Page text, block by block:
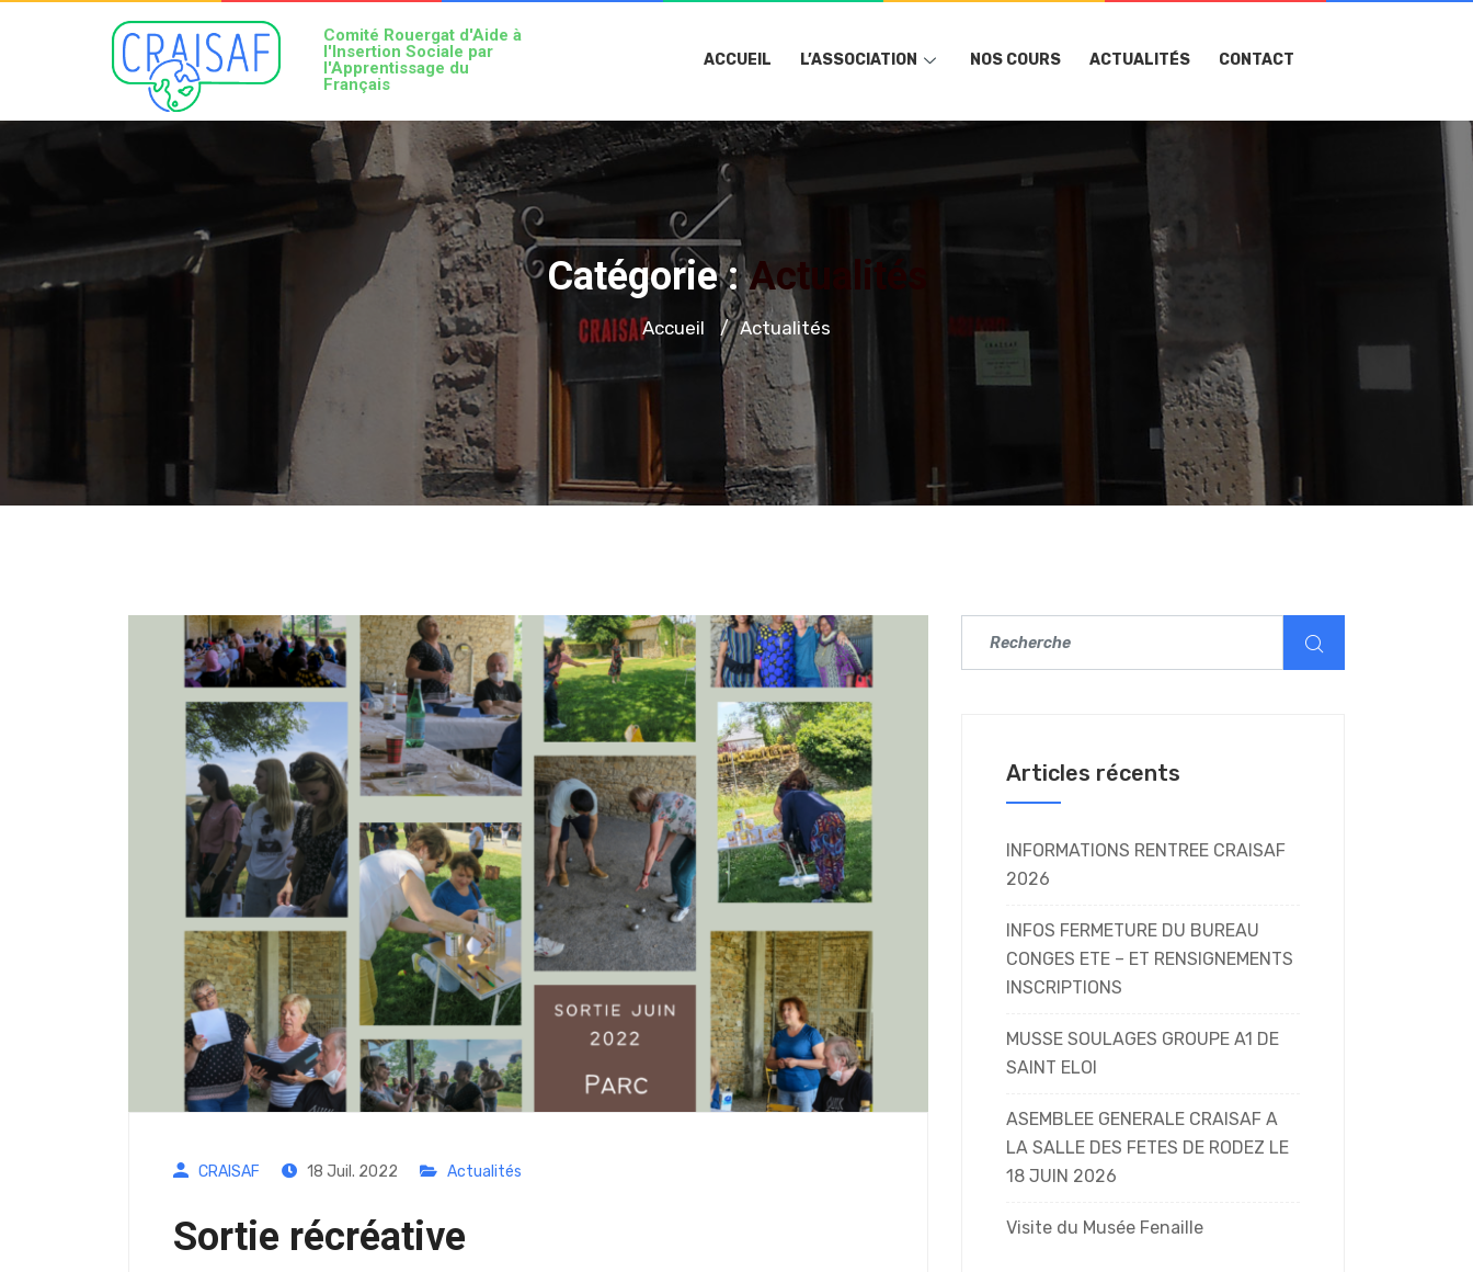
Comité Rouergat d'Aide à
l'Insertion Sociale par
l'Apprentissage du
Français
ACCUEIL L’ASSOCIATION NOS COURS ACTUALITÉS CONTACT
Catégorie :Actualités
Accueil / Actualités
CRAISAF 18 Juil. 2022 Actualités
Sortie récréative
Articles récents
INFORMATIONS RENTREE CRAISAF
2026
INFOS FERMETURE DU BUREAU
CONGES ETE – ET RENSIGNEMENTS
INSCRIPTIONS
MUSSE SOULAGES GROUPE A1 DE
SAINT ELOI
ASEMBLEE GENERALE CRAISAF A
LA SALLE DES FETES DE RODEZ LE
18 JUIN 2026
Visite du Musée Fenaille